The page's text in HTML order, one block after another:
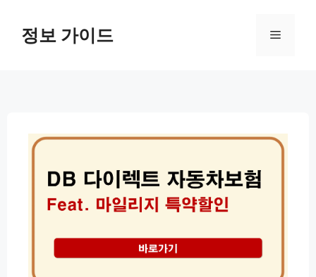
정보 가이드 메